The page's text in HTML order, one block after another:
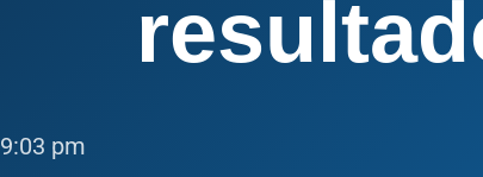
9:03 pm